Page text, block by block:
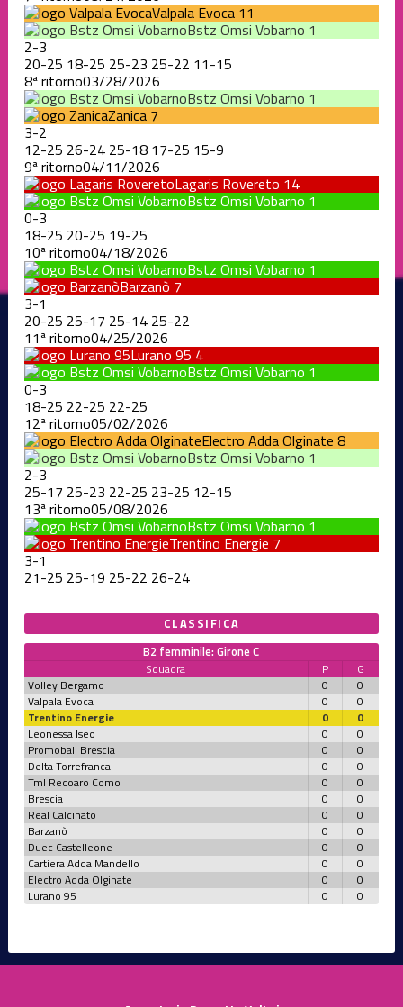
Valpala Evoca 11
Bstz Omsi Vobarno 1
2-3
20-25 18-25 25-23 25-22 11-15
8ª ritorno03/28/2026
Bstz Omsi Vobarno 1
Zanica 7
3-2
12-25 26-24 25-18 17-25 15-9
9ª ritorno04/11/2026
Lagaris Rovereto 14
Bstz Omsi Vobarno 1
0-3
18-25 20-25 19-25
10ª ritorno04/18/2026
Bstz Omsi Vobarno 1
Barzanò 7
3-1
20-25 25-17 25-14 25-22
11ª ritorno04/25/2026
Lurano 95 4
Bstz Omsi Vobarno 1
0-3
18-25 22-25 22-25
12ª ritorno05/02/2026
Electro Adda Olginate 8
Bstz Omsi Vobarno 1
2-3
25-17 25-23 22-25 23-25 12-15
13ª ritorno05/08/2026
Bstz Omsi Vobarno 1
Trentino Energie 7
3-1
21-25 25-19 25-22 26-24
CLASSIFICA
B2 femminile: Girone C
Squadra P
G
Volley Bergamo
0
0
Valpala Evoca
0
0
Trentino Energie
0
0
Leonessa Iseo
0
0
Promoball Brescia
0
0
Delta Torrefranca
0
0
Tml Recoaro Como
0
0
Brescia
0
0
Real Calcinato
0
0
Barzanò
0
0
Duec Castelleone
0
0
Cartiera Adda Mandello
0
0
Electro Adda Olginate
0
0
Lurano 95
0 0